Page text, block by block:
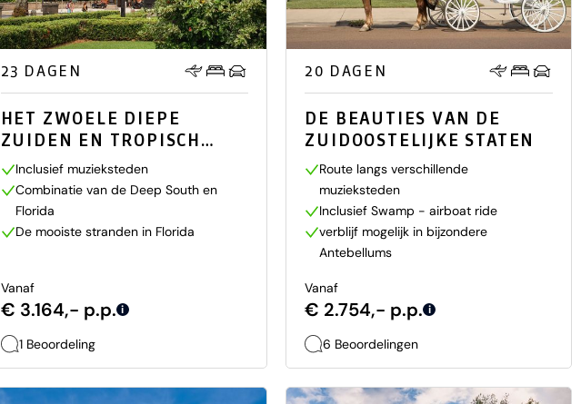
23 DAGEN
HET ZWOELE DIEPE
ZUIDEN EN TROPISCH
FLORIDA
Inclusief muzieksteden
Combinatie van de Deep South en
Florida
De mooiste stranden in Florida
Vanaf
€ 3.164,- p.p. i
1 Beoordeling
20 DAGEN
DE BEAUTIES VAN DE
ZUIDOOSTELIJKE STATEN
Route langs verschillende
muzieksteden
Inclusief Swamp - airboat ride
verblijf mogelijk in bijzondere
Antebellums
Vanaf
€ 2.754,- p.p. i
6 Beoordelingen